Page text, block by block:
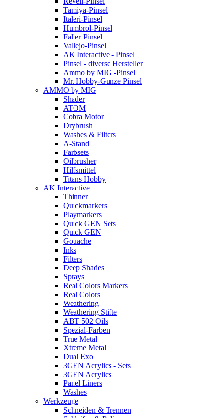
Tamiya-Pinsel
Italeri-Pinsel
Humbrol-Pinsel
Faller-Pinsel
Vallejo-Pinsel
AK Interactive - Pinsel
Pinsel - diverse Hersteller
Ammo by MIG -Pinsel
Mr. Hobby-Gunze Pinsel
AMMO by MIG
Shader
ATOM
Cobra Motor
Drybrush
Washes & Filters
A-Stand
Farbsets
Oilbrusher
Hilfsmittel
Titans Hobby
AK Interactive
Thinner
Quickmarkers
Playmarkers
Quick GEN Sets
Quick GEN
Gouache
Inks
Filters
Deep Shades
Sprays
Real Colors Markers
Real Colors
Weathering
Weathering Stifte
ABT 502 Oils
Spezial-Farben
True Metal
Xtreme Metal
Dual Exo
3GEN Acrylics - Sets
3GEN Acrylics
Panel Liners
Washes
Werkzeuge
Schneiden & Trennen